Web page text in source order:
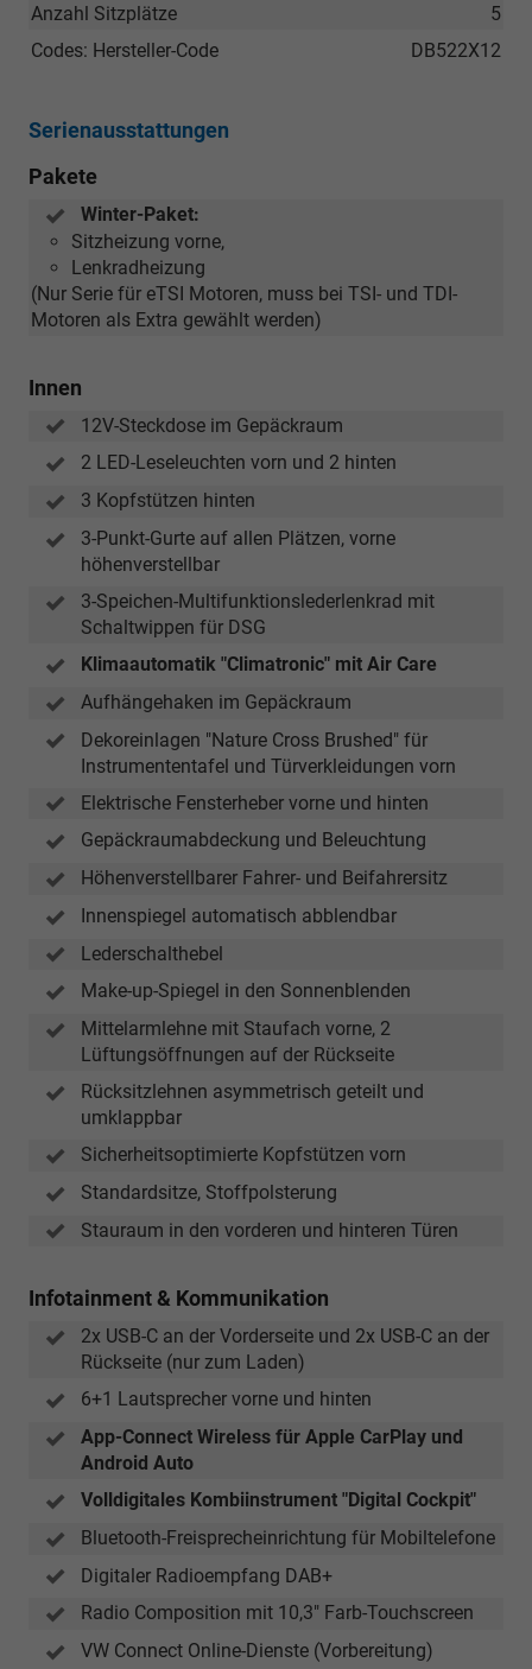
5
Anzahl Sitzplätze
DB522X12
Codes: Hersteller-Code
Serienausstattungen
Pakete
Winter-Paket:
Sitzheizung vorne,
Lenkradheizung
(Nur Serie für eTSI Motoren, muss bei TSI- und TDI-
Motoren als Extra gewählt werden)
Innen
12V-Steckdose im Gepäckraum
2 LED-Leseleuchten vorn und 2 hinten
3 Kopfstützen hinten
3-Punkt-Gurte auf allen Plätzen, vorne
höhenverstellbar
3-Speichen-Multifunktionslederlenkrad mit
Schaltwippen für DSG
Klimaautomatik "Climatronic" mit Air Care
Aufhängehaken im Gepäckraum
Dekoreinlagen "Nature Cross Brushed" für
Instrumententafel und Türverkleidungen vorn
Elektrische Fensterheber vorne und hinten
Gepäckraumabdeckung und Beleuchtung
Höhenverstellbarer Fahrer- und Beifahrersitz
Innenspiegel automatisch abblendbar
Lederschalthebel
Make-up-Spiegel in den Sonnenblenden
Mittelarmlehne mit Staufach vorne, 2
Lüftungsöffnungen auf der Rückseite
Rücksitzlehnen asymmetrisch geteilt und
umklappbar
Sicherheitsoptimierte Kopfstützen vorn
Standardsitze, Stoffpolsterung
Stauraum in den vorderen und hinteren Türen
Infotainment & Kommunikation
2x USB-C an der Vorderseite und 2x USB-C an der
Rückseite (nur zum Laden)
6+1 Lautsprecher vorne und hinten
App-Connect Wireless für Apple CarPlay und
Android Auto
Volldigitales Kombiinstrument "Digital Cockpit"
Bluetooth-Freisprecheinrichtung für Mobiltelefone
Digitaler Radioempfang DAB+
Radio Composition mit 10,3" Farb-Touchscreen
VW Connect Online-Dienste (Vorbereitung)